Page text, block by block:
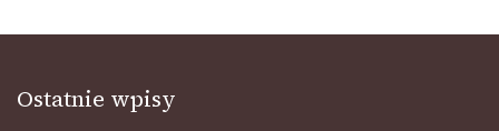
Ostatnie wpisy